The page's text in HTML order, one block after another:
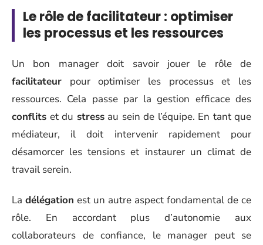
Le rôle de facilitateur : optimiser
les processus et les ressources
Un bon manager doit savoir jouer le rôle de
facilitateur pour optimiser les processus et les
ressources. Cela passe par la gestion efficace des
conflits et du stressau sein de l’équipe. En tant que
médiateur, il doit intervenir rapidement pour
désamorcer les tensions et instaurer un climat de
travail serein.
La délégation est un autre aspect fondamental de ce
rôle. En accordant plus d’autonomie aux
collaborateurs de confiance, le manager peut se